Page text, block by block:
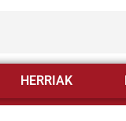
HERRIAK